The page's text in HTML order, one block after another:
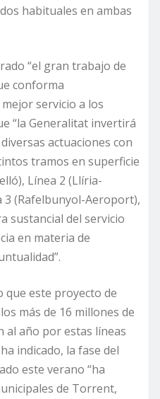
habituales en ambas
“el gran trabajo de
conforma
servicio a los
“la Generalitat invertirá
actuaciones con
tramos en superficie
Línea 2 (Llíria-
(Rafelbunyol-Aeroport),
sustancial del servicio
en materia de
que este proyecto de
más de 16 millones de
al año por estas líneas
indicado, la fase del
este verano “ha
de Torrent,